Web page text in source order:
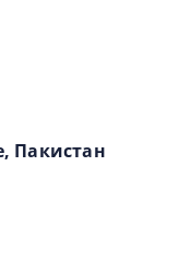
Пакистан